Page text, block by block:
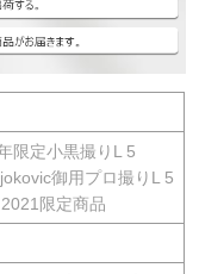
限定小黒撮りL 5
御用プロ撮りL 5
限定商品